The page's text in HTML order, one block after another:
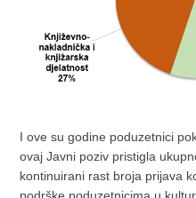
I ove su godine poduzetnici
ovaj Javni poziv pristigla
kontinuirani rast broja prijava